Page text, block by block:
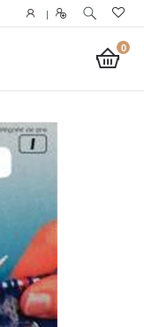
|
0